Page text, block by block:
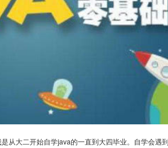
从大二开始自学java的一直到大四毕业。自学会遇